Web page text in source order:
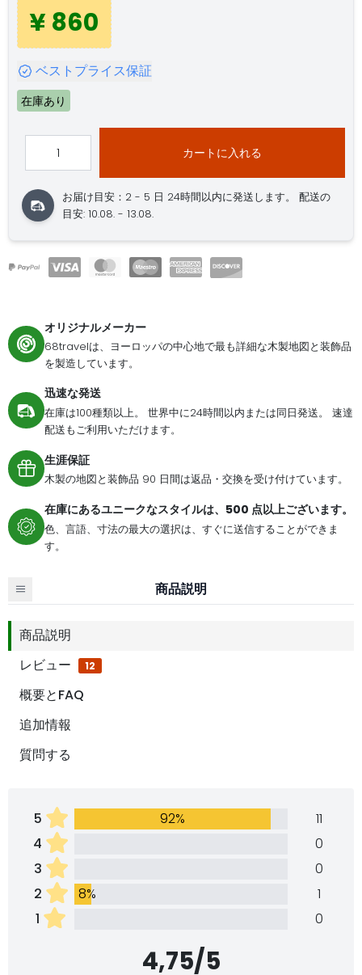
¥ 860
ベストプライス保証
在庫あり
カートに入れる
お届け目安：2 - 5 日 24時間以内に発送します。配送の
目安: 10.08. - 13.08.
オリジナルメーカー
68travelは、ヨーロッパの中心地で最も詳細な木製地図と装飾品
を製造しています。
迅速な発送
在庫は100種類以上。 世界中に24時間以内または同日発送。 速達
配送もご利用いただけます。
生涯保証
木製の地図と装飾品 90 日間は返品・交換を受け付けています。
在庫にあるユニークなスタイルは、500 点以上ございます。
色、言語、寸法の最大の選択は、すぐに送信することができま
す。
商品説明
商品説明
レビュー
12
概要とFAQ
追加情報
質問する
5 92%
11
4
0
3
0
2
8%
1
1
0
4,75/5